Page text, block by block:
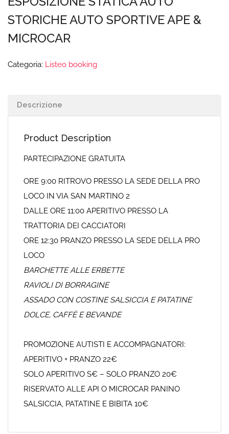
STORICHE AUTO SPORTIVE APE &
MICROCAR
Categoria: Listeo booking
Descrizione
Product Description
PARTECIPAZIONE GRATUITA
ORE 9:00 RITROVO PRESSO LA SEDE DELLA PRO
LOCO IN VIA SAN MARTINO 2
DALLE ORE 11:00 APERITIVO PRESSO LA
TRATTORIA DEI CACCIATORI
ORE 12:30 PRANZO PRESSO LA SEDE DELLA PRO
LOCO
BARCHETTE ALLE ERBETTE
RAVIOLI DI BORRAGINE
ASSADO CON COSTINE SALSICCIA E PATATINE
DOLCE, CAFFÈ E BEVANDE
PROMOZIONE AUTISTI E ACCOMPAGNATORI:
APERITIVO + PRANZO 22€
SOLO APERITIVO S€ – SOLO PRANZO 20€
RISERVATO ALLE API O MICROCAR PANINO
SALSICCIA, PATATINE E BIBITA 10€